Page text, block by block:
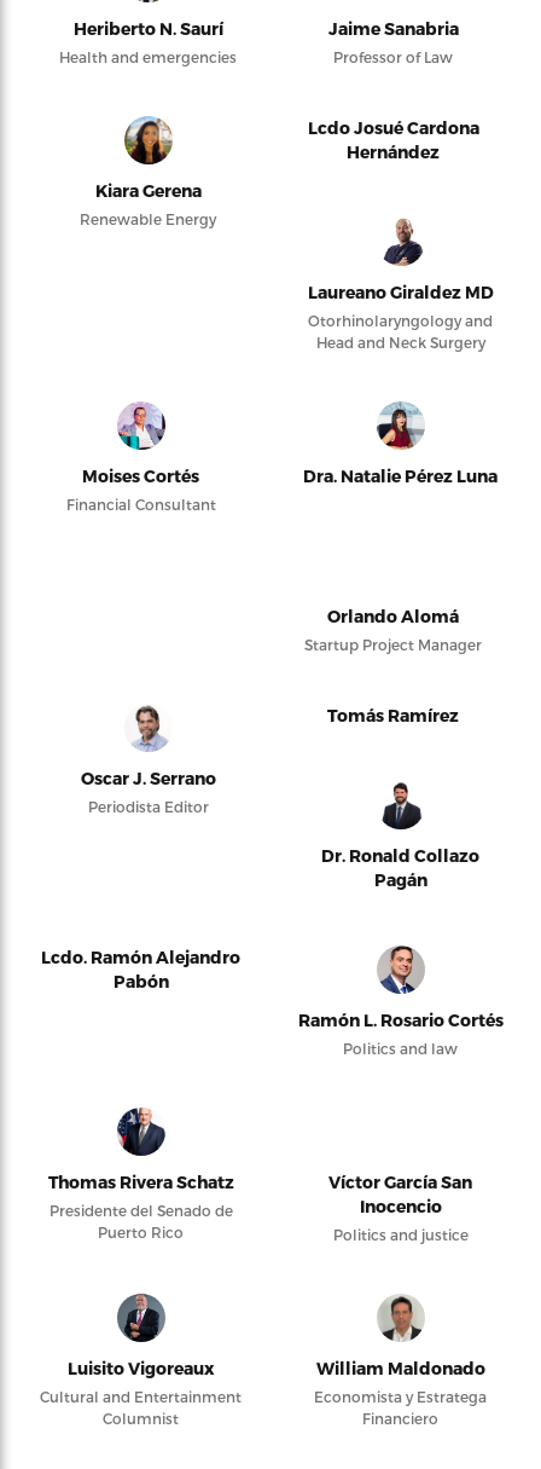
Heriberto N. Saurí
Health and emergencies
Jaime Sanabria
Professor of Law
Kiara Gerena
Renewable Energy
Lcdo Josué Cardona
Hernández
Laureano Giraldez MD
Otorhinolaryngology and
Head and Neck Surgery
Moises Cortés
Financial Consultant
Dra. Natalie Pérez Luna
Orlando Alomá
Startup Project Manager
Oscar J. Serrano
Periodista Editor
Tomás Ramírez
Dr. Ronald Collazo
Pagán
Lcdo. Ramón Alejandro
Pabón
Ramón L. Rosario Cortés
Politics and law
Thomas Rivera Schatz
Presidente del Senado de
Puerto Rico
Víctor García San
Inocencio
Politics and justice
Luisito Vigoreaux
Cultural and Entertainment
Columnist
William Maldonado
Economista y Estratega
Financiero